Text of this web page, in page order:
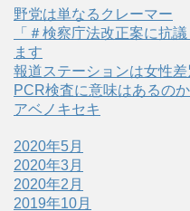
野党は単なるクレーマー
「＃検察庁法改正案に抗
ます
報道ステーションは女性差
PCR検査に意味はあるのか
アベノキセキ
2020年5月
2020年3月
2020年2月
2019年10月